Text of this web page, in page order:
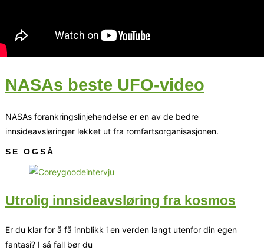
NASAs beste UFO-video
NASAs forankringslinjehendelse er en av de bedre
innsideavsløringer lekket ut fra romfartsorganisasjonen.
SE OGSÅ
Utrolig innsideavsløring fra kosmos
Er du klar for å få innblikk i en verden langt utenfor din egen
fantasi? I så fall bør du